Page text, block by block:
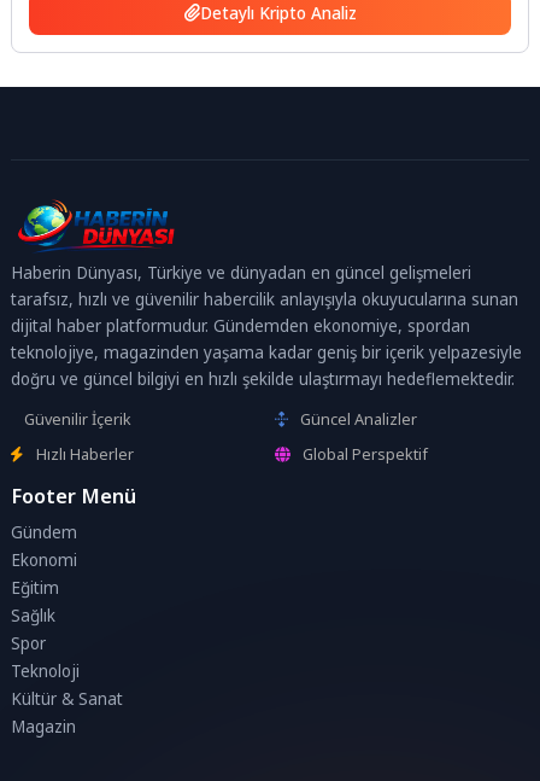
Detaylı Kripto Analiz
Haberin Dünyası, Türkiye ve dünyadan en güncel gelişmeleri
tarafsız, hızlı ve güvenilir habercilik anlayışıyla okuyucularına sunan
dijital haber platformudur. Gündemden ekonomiye, spordan
teknolojiye, magazinden yaşama kadar geniş bir içerik yelpazesiyle
doğru ve güncel bilgiyi en hızlı şekilde ulaştırmayı hedeflemektedir.
Güvenilir İçerik
Güncel Analizler
Hızlı Haberler
Global Perspektif
Footer Menü
Gündem
Ekonomi
Eğitim
Sağlık
Spor
Teknoloji
Kültür & Sanat
Magazin